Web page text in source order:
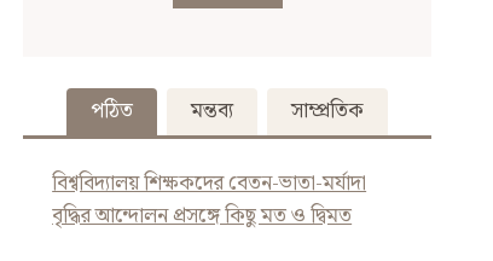
পঠিত মন্তব্য সাম্প্রতিক
বিশ্ববিদ্যালয় শিক্ষকদের বেতন-ভাতা-মর্যাদা
বৃদ্ধির আন্দোলন প্রসঙ্গে কিছু মত ও দ্বিমত